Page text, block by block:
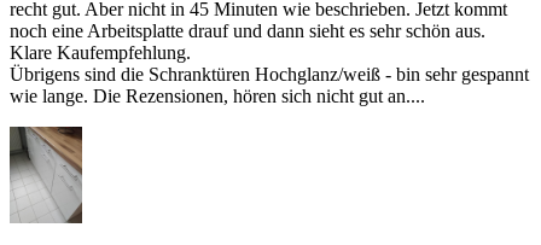
recht gut. Aber nicht in 45 Minuten wie beschrieben. Jetzt kommt
noch eine Arbeitsplatte drauf und dann sieht es sehr schön aus.
Klare Kaufempfehlung.
Übrigens sind die Schranktüren Hochglanz/weiß - bin sehr gespannt
wie lange. Die Rezensionen, hören sich nicht gut an....